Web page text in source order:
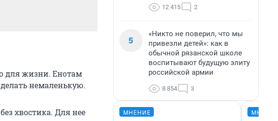
для жизни. Енотам
немаленькую.
хвостика. Для нее
12 415 2
5
«Никто не поверил, что мы
привезли детей»: как в
обычной рязанской школе
воспитывают будущую элиту
российской армии
8 854 3
МНЕНИЕ